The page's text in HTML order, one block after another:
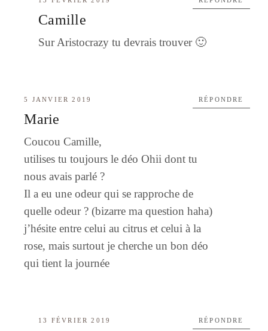
Camille
Sur Aristocrazy tu devrais trouver 🙂
5 JANVIER 2019
Marie
Coucou Camille,
utilises tu toujours le déo Ohii dont tu
nous avais parlé ?
Il a eu une odeur qui se rapproche de
quelle odeur ? (bizarre ma question haha)
j’hésite entre celui au citrus et celui à la
rose, mais surtout je cherche un bon déo
qui tient la journée
RÉPONDRE
13 FÉVRIER 2019 RÉPONDRE